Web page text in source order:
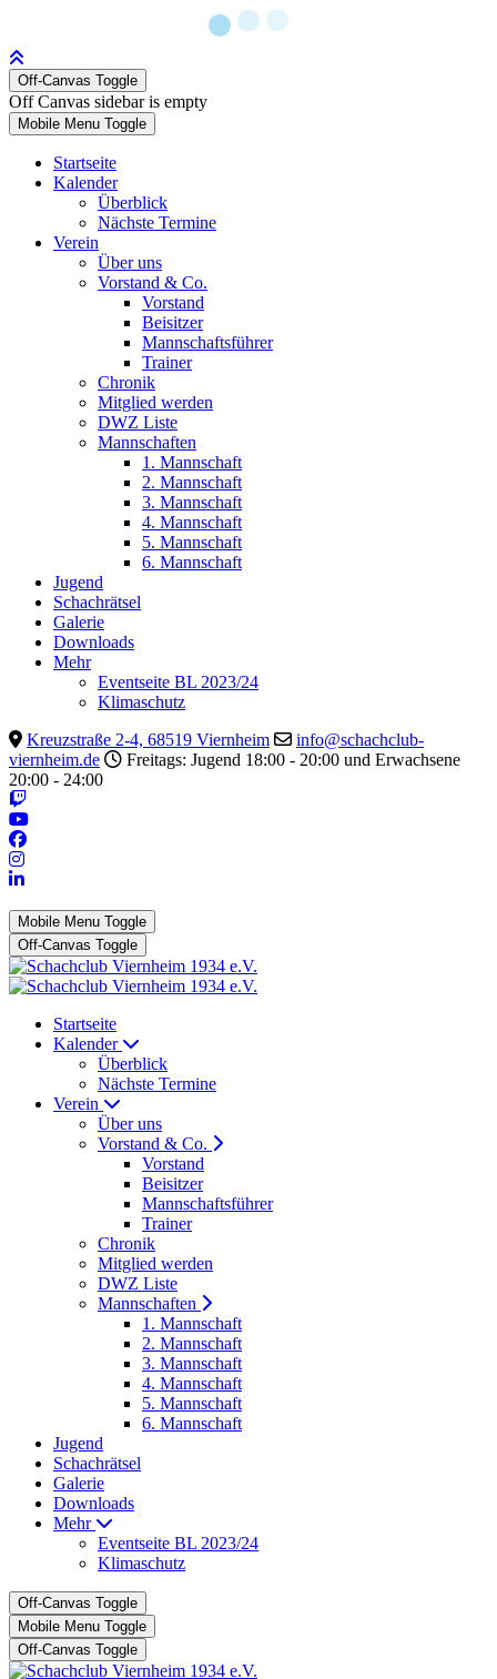
Off-Canvas Toggle
Off Canvas sidebar is empty
Mobile Menu Toggle
Startseite
Kalender
Überblick
Nächste Termine
Verein
Über uns
Vorstand & Co.
Vorstand
Beisitzer
Mannschaftsführer
Trainer
Chronik
Mitglied werden
DWZ Liste
Mannschaften
1. Mannschaft
2. Mannschaft
3. Mannschaft
4. Mannschaft
5. Mannschaft
6. Mannschaft
Jugend
Schachrätsel
Galerie
Downloads
Mehr
Eventseite BL 2023/24
Klimaschutz
Kreuzstraße 2-4, 68519 Viernheim
info@schachclub-
viernheim.de
Freitags: Jugend 18:00 - 20:00 und Erwachsene
20:00 - 24:00
Mobile Menu Toggle
Off-Canvas Toggle
Startseite
Kalender
Überblick
Nächste Termine
Verein
Über uns
Vorstand & Co.
Vorstand
Beisitzer
Mannschaftsführer
Trainer
Chronik
Mitglied werden
DWZ Liste
Mannschaften
1. Mannschaft
2. Mannschaft
3. Mannschaft
4. Mannschaft
5. Mannschaft
6. Mannschaft
Jugend
Schachrätsel
Galerie
Downloads
Mehr
Eventseite BL 2023/24
Klimaschutz
Off-Canvas Toggle
Mobile Menu Toggle
Off-Canvas Toggle